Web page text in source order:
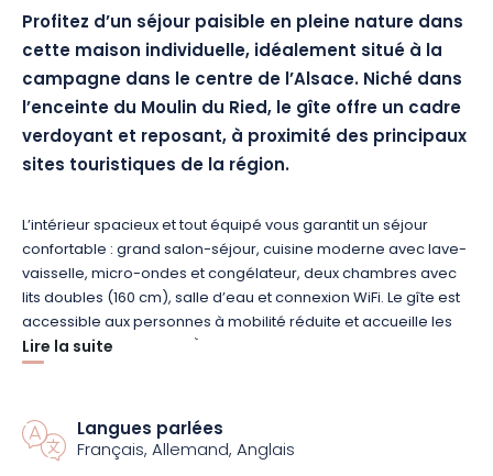
Profitez d’un séjour paisible en pleine nature dans
cette maison individuelle, idéalement situé à la
campagne dans le centre de l’Alsace. Niché dans
l’enceinte du Moulin du Ried, le gîte offre un cadre
verdoyant et reposant, à proximité des principaux
sites touristiques de la région.
L’intérieur spacieux et tout équipé vous garantit un séjour
confortable : grand salon-séjour, cuisine moderne avec lave-
vaisselle, micro-ondes et congélateur, deux chambres avec
lits doubles (160 cm), salle d’eau et connexion WiFi. Le gîte est
accessible aux personnes à mobilité réduite et accueille les
animaux sur demande. À l’extérieur, profitez d’un jardin privatif,
d’une grande cour et d’un barbecue avec gaz fourni. Une
avec un autre gîte.
Lire la suite
Langues parlées
Français, Allemand, Anglais